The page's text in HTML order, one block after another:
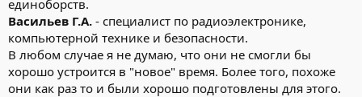
единоборств.
Васильев Г.А. - специалист по радиоэлектронике,
компьютерной технике и безопасности.
В любом случае я не думаю, что они не смогли бы
хорошо устроится в "новое" время. Более того, похоже
они как раз то и были хорошо подготовлены для этого.